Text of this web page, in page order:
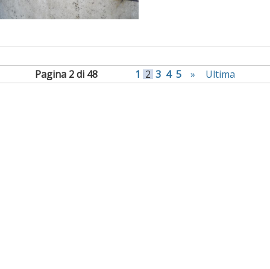
Pagina 2 di 48 1 2 3 4 5 » Ultima